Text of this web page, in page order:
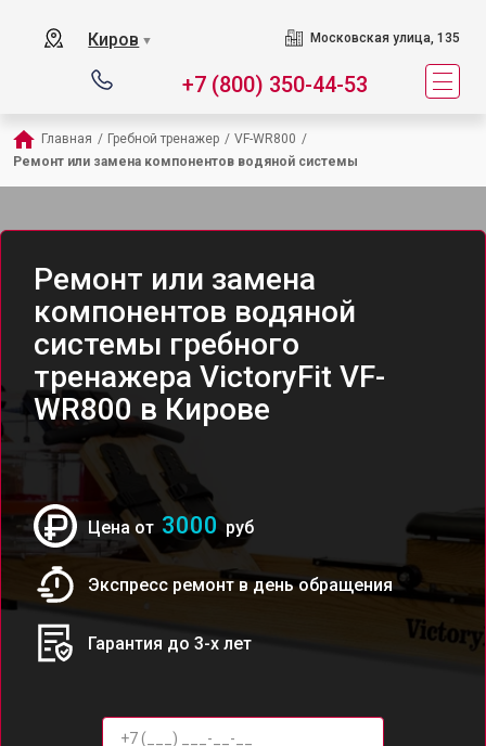
Киров ▼ Московская улица, 135
+7 (800) 350-44-53
Главная / Гребной тренажер / VF-WR800 /
Ремонт или замена компонентов водяной системы
Ремонт или замена
компонентов водяной
системы гребного
тренажера VictoryFit VF-
WR800 в Кирове
Цена от 3000руб
Экспресс ремонт в день обращения
Гарантия до 3-х лет